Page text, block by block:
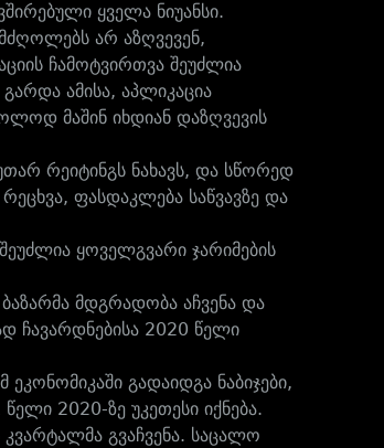
ყველა ნიუანსი.
არ აზღვევენ,
ჩამოტვირთვა შეუძლია
ამისა, აპლიკაცია
მაშინ იხდიან დაზღვევის
რეიტინგს ნახავს, და სწორედ
ფასდაკლება საწვავზე და
ყოველგვარი ჯარიმების
მდგრადობა აჩვენა და
ჩავარდნებისა 2020 წელი
გადაიდგა ნაბიჯები,
2020-ზე უკეთესი იქნება.
გვაჩვენა. საცალო